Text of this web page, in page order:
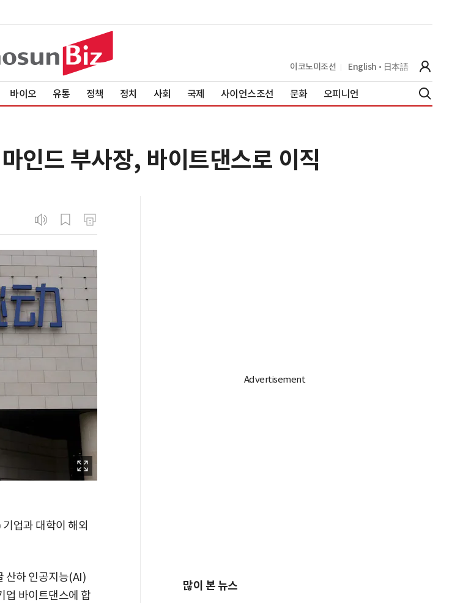
이코노미조선 English 日本語
바이오 유통 정책 정치 사회 국제 사이언스조선 문화 오피니언
인드 부사장, 바이트댄스로 이직
업과 대학이 해외
산하 인공지능(AI)
업 바이트댄스에 합
많이 본 뉴스